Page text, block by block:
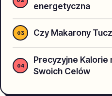
energetyczna
Czy Makarony
Precyzyjne Kalorie
Swoich Celów